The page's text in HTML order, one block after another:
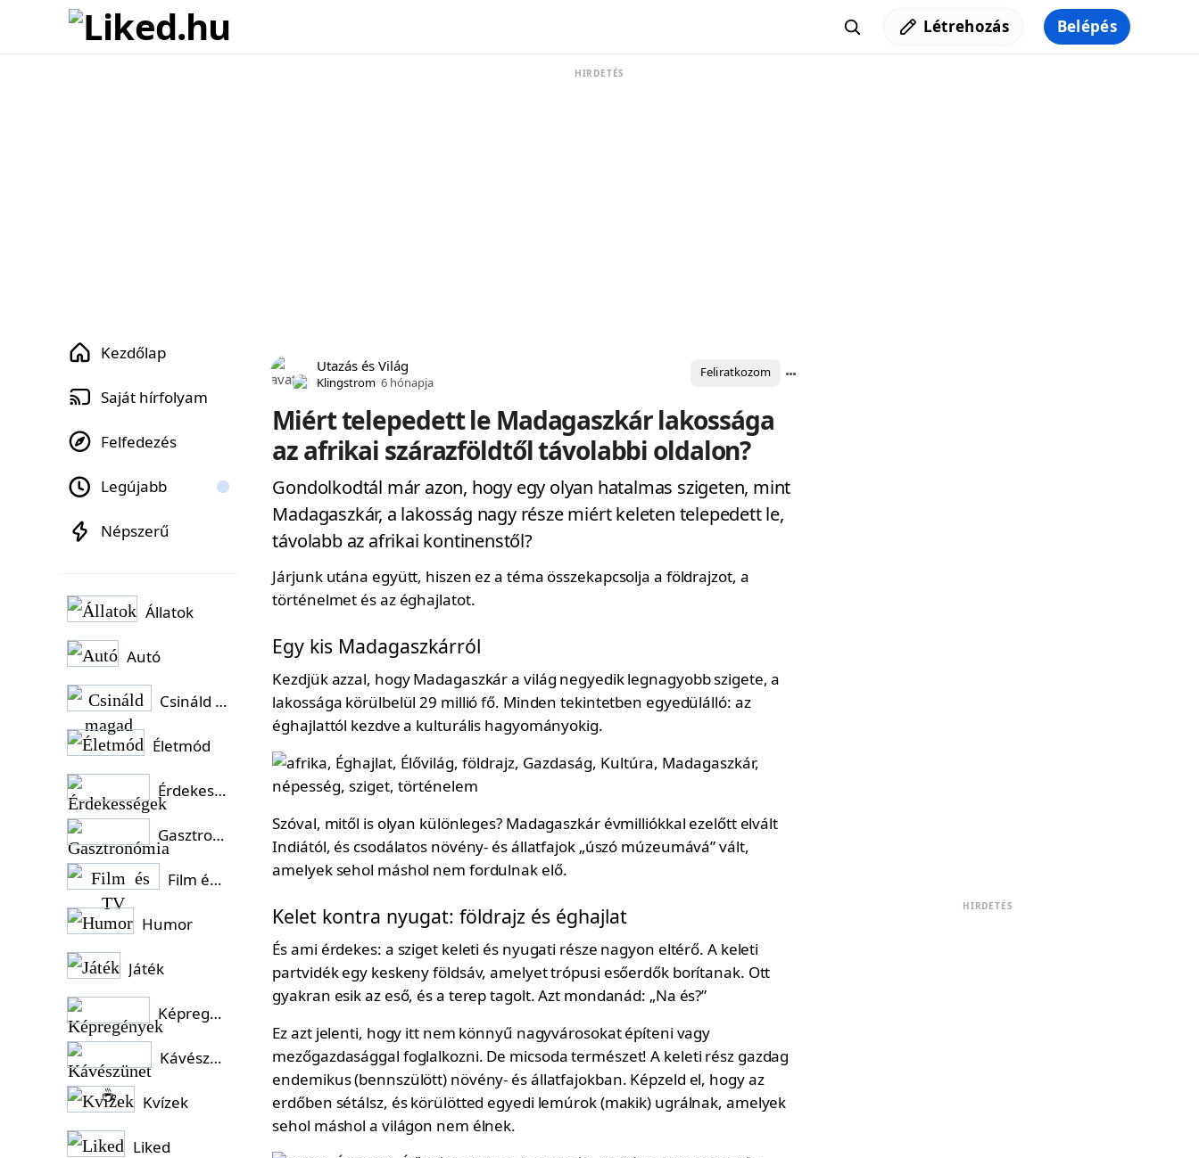
Létrehozás Belépés
HIRDETÉS
Utazás és Világ
Klingstrom 6 hónapja
Feliratkozom
Miért telepedett le Madagaszkár lakossága
az afrikai szárazföldtől távolabbi oldalon?
Gondolkodtál már azon, hogy egy olyan hatalmas szigeten, mint
Madagaszkár, a lakosság nagy része miért keleten telepedett le,
távolabb az afrikai kontinenstől?
Járjunk utána együtt, hiszen ez a téma összekapcsolja a földrajzot, a
történelmet és az éghajlatot.
Egy kis Madagaszkárról
Kezdjük azzal, hogy Madagaszkár a világ negyedik legnagyobb szigete, a
lakossága körülbelül 29 millió fő. Minden tekintetben egyedülálló: az
éghajlattól kezdve a kulturális hagyományokig.
Szóval, mitől is olyan különleges? Madagaszkár évmilliókkal ezelőtt elvált
Indiától, és csodálatos növény- és állatfajok „úszó múzeumává” vált,
amelyek sehol máshol nem fordulnak elő.
Kelet kontra nyugat: földrajz és éghajlat
És ami érdekes: a sziget keleti és nyugati része nagyon eltérő. A keleti
partvidék egy keskeny földsáv, amelyet trópusi esőerdők borítanak. Ott
gyakran esik az eső, és a terep tagolt. Azt mondanád: „Na és?”
Ez azt jelenti, hogy itt nem könnyű nagyvárosokat építeni vagy
mezőgazdasággal foglalkozni. De micsoda természet! A keleti rész gazdag
endemikus (bennszülött) növény- és állatfajokban. Képzeld el, hogy az
erdőben sétálsz, és körülötted egyedi lemúrok (makik) ugrálnak, amelyek
sehol máshol a világon nem élnek.
HIRDETÉS
Kezdőlap
Saját hírfolyam
Felfedezés
Legújabb
Népszerű
Állatok
Autó
Csináld magad
Életmód
Érdekességek
Gasztronómia
Film és TV
Humor
Játék
Képregények
Kávészünet ☕
Kvízek
Liked